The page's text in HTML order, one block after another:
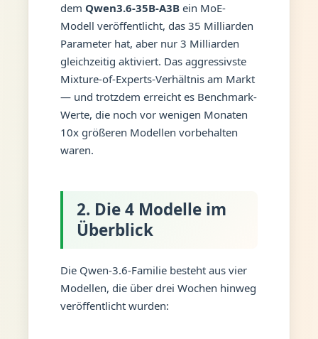
dem Qwen3.6-35B-A3Bein MoE-
Modell veröffentlicht, das 35 Milliarden
Parameter hat, aber nur 3 Milliarden
gleichzeitig aktiviert. Das aggressivste
Mixture-of-Experts-Verhältnis am Markt
— und trotzdem erreicht es Benchmark-
Werte, die noch vor wenigen Monaten
10x größeren Modellen vorbehalten
waren.
2. Die 4 Modelle im
Überblick
Die Qwen-3.6-Familie besteht aus vier
Modellen, die über drei Wochen hinweg
veröffentlicht wurden: